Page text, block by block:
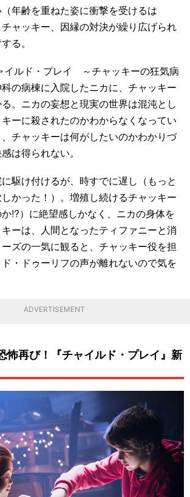
年齢を重ねた姿に衝撃を受けるは
ャッキー、因縁の対決が繰り広げられ
る。
イルド・プレイ ～チャッキーの狂気病
の病棟に入院したニカに、チャッキー
。ニカの妄想と現実の世界は混沌とし
ーに殺されたのかわからなくなってい
チャッキーは何がしたいのかわかりづ
は得られない。
駆け付けるが、時すでに遅し（もっと
かった！）。増殖し続けるチャッキー
か!?）に絶望感しかなく、ニカの身体を
ーは、人間となったティファニーと消
ズの一気に観ると、チャッキー役を担
・ドゥーリフの声が離れないので気を
ADVERTISEMENT
怖再び！『チャイルド・プレイ』新